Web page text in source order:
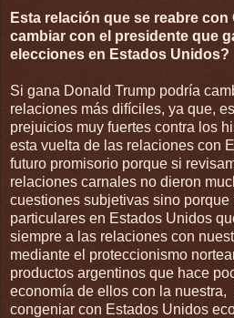
Esta relación que se reabre con
cambiar con el presidente que
elecciones en Estados Unidos?
Si gana Donald Trump podría
relaciones más difíciles, ya que,
prejuicios muy fuertes contra los
esta vuelta de las relaciones con
futuro promisorio porque si
relaciones carnales no dieron
cuestiones subjetivas sino porque
particulares en Estados Unidos
siempre a las relaciones con
mediante el proteccionismo
productos argentinos que hace
economía de ellos con la nuestra,
congeniar con Estados Unidos